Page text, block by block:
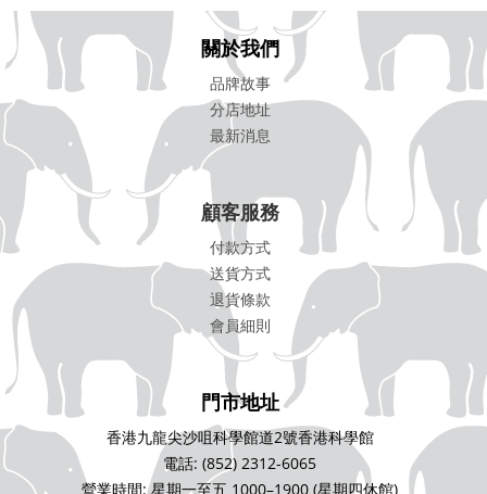
關於我們
品牌故事
分店地址
最新消息
顧客服務
付款方式
送貨方式
退貨條款
會員細則
門市地址
香港九龍尖沙咀科學館道2號香港科學館
電話: (852) 2312-6065
營業時間: 星期一至五 1000–1900 (星期四休館)